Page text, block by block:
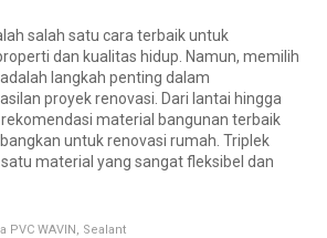
salah satu cara terbaik untuk
dan kualitas hidup. Namun, memilih
langkah penting dalam
proyek renovasi. Dari lantai hingga
material bangunan terbaik
untuk renovasi rumah. Triplek
material yang sangat fleksibel dan
PVC WAVIN Sealant